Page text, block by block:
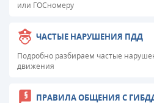
или ГОСномеру
ЧАСТЫЕ НАРУШЕНИЯ ПДД
Подробно разбираем частые
движения
ПРАВИЛА ОБЩЕНИЯ С